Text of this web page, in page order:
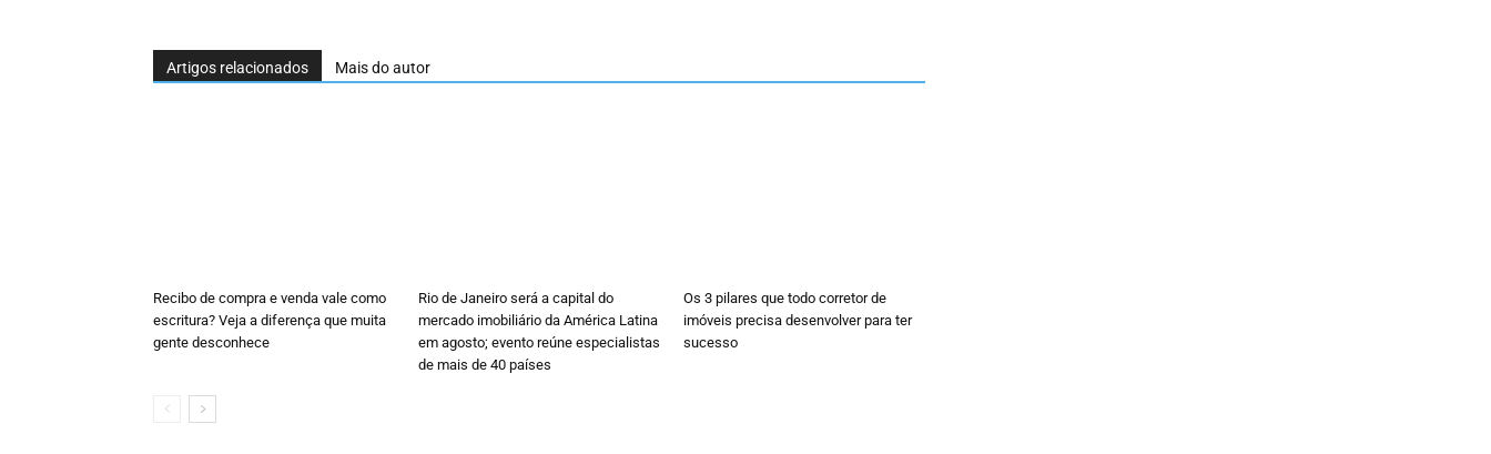
Artigos relacionados Mais do autor
Recibo de compra e venda vale como
escritura? Veja a diferença que muita
gente desconhece
Rio de Janeiro será a capital do
mercado imobiliário da América Latina
em agosto; evento reúne especialistas
de mais de 40 países
Os 3 pilares que todo corretor de
imóveis precisa desenvolver para ter
sucesso